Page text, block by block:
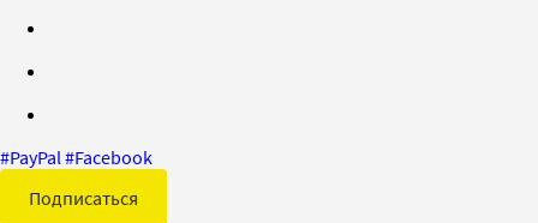
#PayPal #Facebook
Подписаться